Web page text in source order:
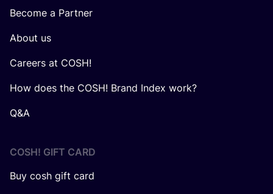
Become a Partner
About us
Careers at COSH!
How does the COSH! Brand Index work?
Q&A
COSH! GIFT CARD
Buy cosh gift card